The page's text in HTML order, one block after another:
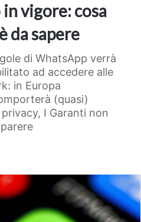
vigore: cosa
da sapere
di WhatsApp verrà
ad accedere alle
in Europa
(quasi)
I Garanti non